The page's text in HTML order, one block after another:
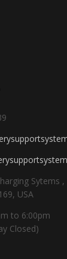
Sytems
USA
to 6:00pm
Closed)